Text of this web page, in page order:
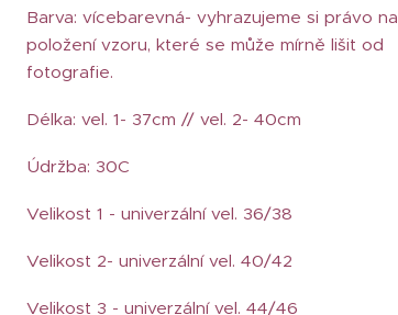
Barva: vícebarevná- vyhrazujeme si právo na
položení vzoru, které se může mírně lišit od
fotografie.
Délka: vel. 1- 37cm // vel. 2- 40cm
Údržba: 30C
Velikost 1 - univerzální vel. 36/38
Velikost 2- univerzální vel. 40/42
Velikost 3 - univerzální vel. 44/46